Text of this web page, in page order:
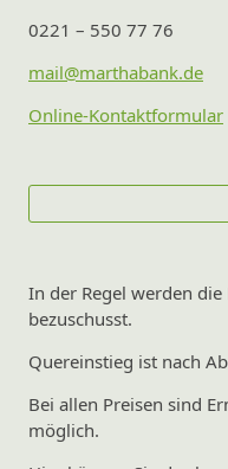
0221 – 550 77 76
mail@marthabank.de
Online-Kontaktformular
nach:
In der Regel werden
bezuschusst.
Quereinstieg ist nach
Bei allen Preisen sind
möglich.